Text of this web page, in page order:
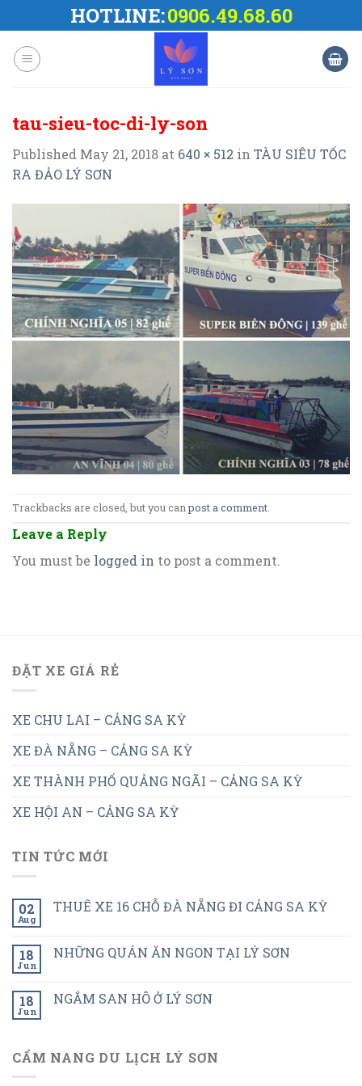
to
content
HOTLINE:0906.49.68.60
tau-sieu-toc-di-ly-son
Published May 21, 2018 at 640 × 512 in TÀU SIÊU TỐC
RA ĐẢO LÝ SƠN
Trackbacks are closed, but you canpost a comment
Leave a Reply
You must be logged in to post a comment.
ĐẶT XE GIÁ RẺ
XE CHU LAI – CẢNG SA KỲ
XE ĐÀ NẴNG – CẢNG SA KỲ
XE THÀNH PHỐ QUẢNG NGÃI – CẢNG SA KỲ
XE HỘI AN – CẢNG SA KỲ
TIN TỨC MỚI
02
Aug
THUÊ XE 16 CHỖ ĐÀ NẴNG ĐI CẢNG SA KỲ
18
Jun
NHỮNG QUÁN ĂN NGON TẠI LÝ SƠN
18
Jun
NGẮM SAN HÔ Ở LÝ SƠN
CẨM NANG DU LỊCH LÝ SƠN